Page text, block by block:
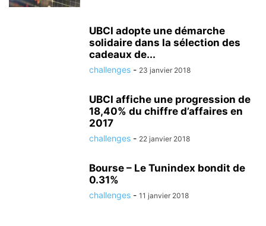
UBCI adopte une démarche
solidaire dans la sélection des
cadeaux de...
challenges - 23 janvier 2018
UBCI affiche une progression de
18,40% du chiffre d’affaires en
2017
challenges - 22 janvier 2018
Bourse – Le Tunindex bondit de
0.31%
challenges - 11 janvier 2018